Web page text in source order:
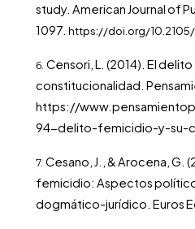
study. American Journal of
1097. https://doi.org/10.2105/
Censori, L. (2014). El
constitucionalidad.
https://
94-delito-femicidio-y-su-
Cesano, J., & Arocena, G.
femicidio: Aspectos
dogmático-jurídico. Euros